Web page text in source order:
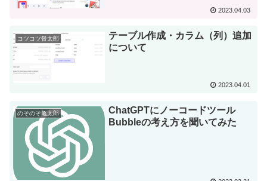
2023.04.03
コツコツ骨太郎
テーブル作成・カラム（列）追加
について
2023.04.01
のそのそ亀太郎
ChatGPTにノーコードツール
Bubbleの考え方を聞いてみた